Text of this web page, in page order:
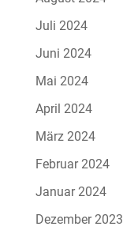
Juli 2024
Juni 2024
Mai 2024
April 2024
März 2024
Februar 2024
Januar 2024
Dezember 2023